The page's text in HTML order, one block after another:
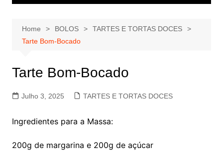
Home BOLOS
TARTES E TORTAS DOCES
Tarte Bom-Bocado
Tarte Bom-Bocado
Julho 3, 2025 TARTES E TORTAS DOCES
Ingredientes para a Massa:
200g de margarina e 200g de açúcar